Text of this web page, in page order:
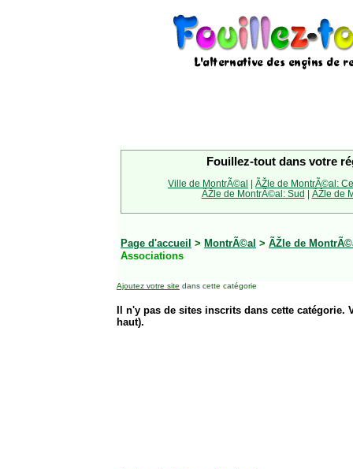
Fouillez-tout dans votre
Ville de MontrÃ©al | ÃŽle de MontrÃ©al:
ÃŽle de MontrÃ©al: Sud | ÃŽle de
Page d'accueil > MontrÃ©al > ÃŽle de
Associations
Ajoutez votre site dans cette catégorie
Il n'y pas de sites inscrits dans cette
haut).